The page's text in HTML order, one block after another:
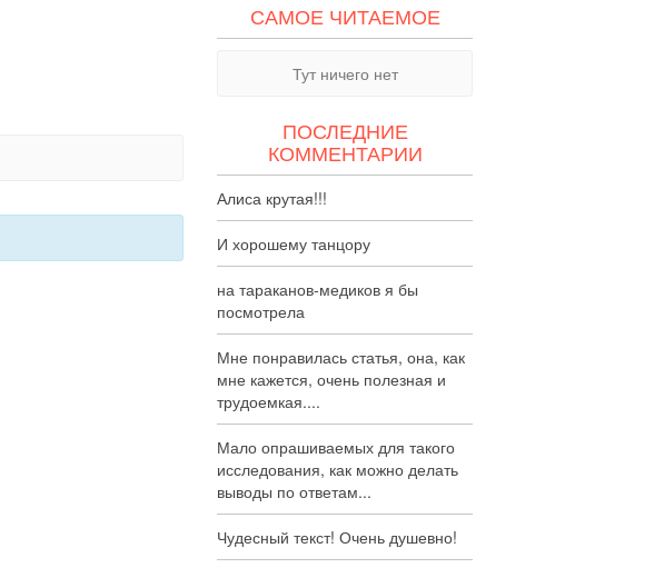
САМОЕ ЧИТАЕМОЕ
Тут ничего нет
ПОСЛЕДНИЕ
КОММЕНТАРИИ
Алиса крутая!!!
И хорошему танцору
на тараканов-медиков я бы
посмотрела
Мне понравилась статья, она, как
мне кажется, очень полезная и
трудоемкая....
Мало опрашиваемых для такого
исследования, как можно делать
выводы по ответам...
Чудесный текст! Очень душевно!